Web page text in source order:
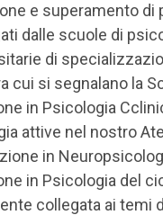
e superamento di
dalle scuole di
di
cui si segnalano la
in Psicologia
attive nel nostro
in
in Psicologia del
collegata ai temi